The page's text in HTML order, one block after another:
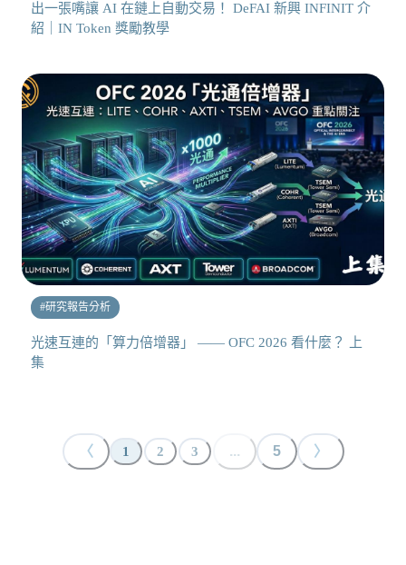
出一張嘴讓 AI 在鏈上自動交易！ DeFAI 新興 INFINIT 介
紹｜IN Token 獎勵教學
#研究報告分析
光速互連的「算力倍增器」 —— OFC 2026 看什麼？ 上
集
〈 1 2 3 ... 5 〉